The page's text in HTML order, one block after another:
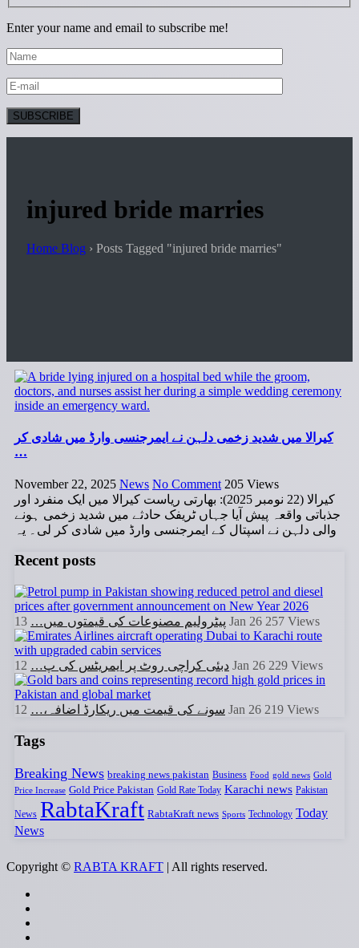
Enter your name and email to subscribe me!
injured bride marries
Home Blog › Posts Tagged "injured bride marries"
کیرالا میں شدید زخمی دلہن نے ایمرجنسی وارڈ میں شادی کر
…
November 22, 2025 News No Comment 205 Views
کیرالا (22 نومبر 2025): بھارتی ریاست کیرالا میں ایک منفرد اور
جذباتی واقعہ پیش آیا جہاں ٹریفک حادثے میں شدید زخمی ہونے
والی دلہن نے اسپتال کے ایمرجنسی وارڈ میں شادی کر لی۔ یہ
Recent posts
پیٹرولیم مصنوعات کی قیمتوں میں… 13 Jan 26 257 Views
دبئی کراچی روٹ پر ایمریٹس کی پ… 12 Jan 26 229 Views
سونے کی قیمت میں ریکارڈ اضافہ،… 12 Jan 26 219 Views
Tags
Breaking News breaking news pakistan Business Food gold news Gold
Price Increase Gold Price Pakistan Gold Rate Today Karachi news Pakistan
News RabtaKraft RabtaKraft news Sports Technology Today
News
Copyright © RABTA KRAFT | All rights reserved.